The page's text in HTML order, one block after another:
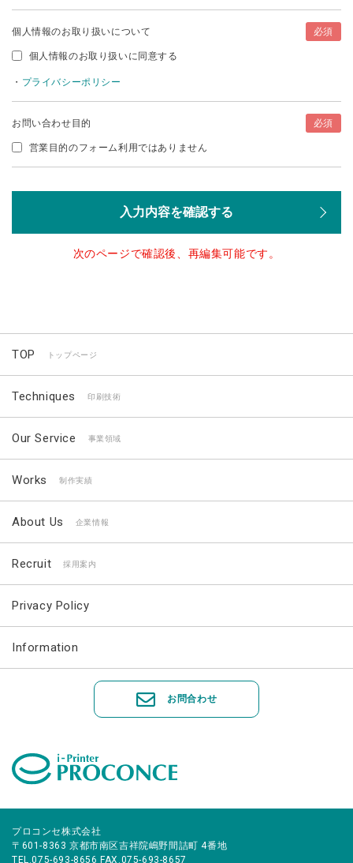
個人情報のお取り扱いについて 必須
個人情報のお取り扱いに同意する
・ プライバシーポリシー
お問い合わせ目的 必須
営業目的のフォーム利用ではありません
入力内容を確認する
次のページで確認後、再編集可能です。
TOP トップページ
Techniques 印刷技術
Our Service 事業領域
Works 制作実績
About Us 企業情報
Recruit 採用案内
Privacy Policy
Information
お問合わせ
プロコンセ株式会社
〒601-8363 京都市南区吉祥院嶋野間詰町 4番地
TEL.075-693-8656 FAX.075-693-8657